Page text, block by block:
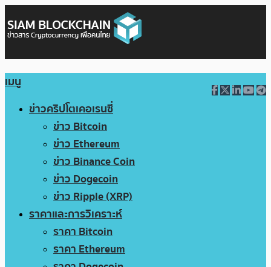
เมนู
ข่าวคริปโตเคอเรนซี่
ข่าว Bitcoin
ข่าว Ethereum
ข่าว Binance Coin
ข่าว Dogecoin
ข่าว Ripple (XRP)
ราคาและการวิเคราะห์
ราคา Bitcoin
ราคา Ethereum